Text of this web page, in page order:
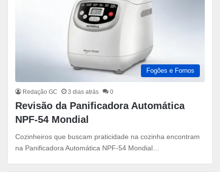
Fogões e Fornos
Redação GC 3 dias atrás 0
Revisão da Panificadora Automática
NPF-54 Mondial
Cozinheiros que buscam praticidade na cozinha encontram
na Panificadora Automática NPF-54 Mondial…